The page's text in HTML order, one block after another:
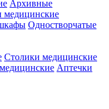
Архивные
медицинские
Одностворчатые
Столики медицинские
Аптечки